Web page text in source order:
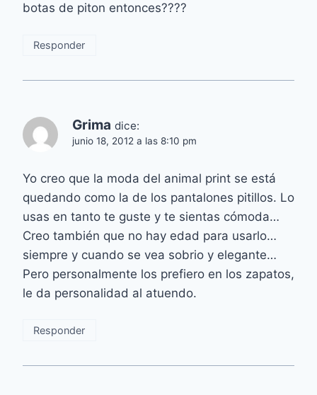
botas de piton entonces????
Responder
Grima dice:
junio 18, 2012 a las 8:10 pm
Yo creo que la moda del animal print se está
quedando como la de los pantalones pitillos. Lo
usas en tanto te guste y te sientas cómoda…
Creo también que no hay edad para usarlo…
siempre y cuando se vea sobrio y elegante…
Pero personalmente los prefiero en los zapatos,
le da personalidad al atuendo.
Responder